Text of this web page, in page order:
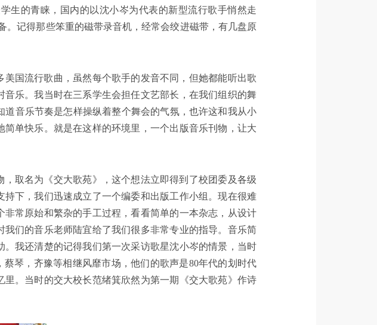
生的青睐，国内的以沈小岑为代表的新型流行歌手悄然走
。记得那些笨重的磁带录音机，经常会绞进磁带，有几盘原
国流行歌曲，虽然每个歌手的发音不同，但她都能听出歌
乐。我当时在三系学生会担任文艺部长，在我们组织的舞
道音乐节奏是怎样操纵着整个舞会的气氛，也许这和我从小
单快乐。就是在这样的环境里，一个出版音乐刊物，让大
取名为《交大歌苑》，这个想法立即得到了校团委及各级
下，我们迅速成立了一个编委和出版工作小组。现在很难
常原始和繁杂的手工过程，看看简单的一本杂志，从设计
们的音乐老师陆宜给了我们很多非常专业的指导。音乐简
我还清楚的记得我们第一次采访歌星沈小岑的情景，当时
琴，齐豫等相继风靡市场，他们的歌声是80年代的划时代
。当时的交大校长范绪箕欣然为第一期《交大歌苑》作诗